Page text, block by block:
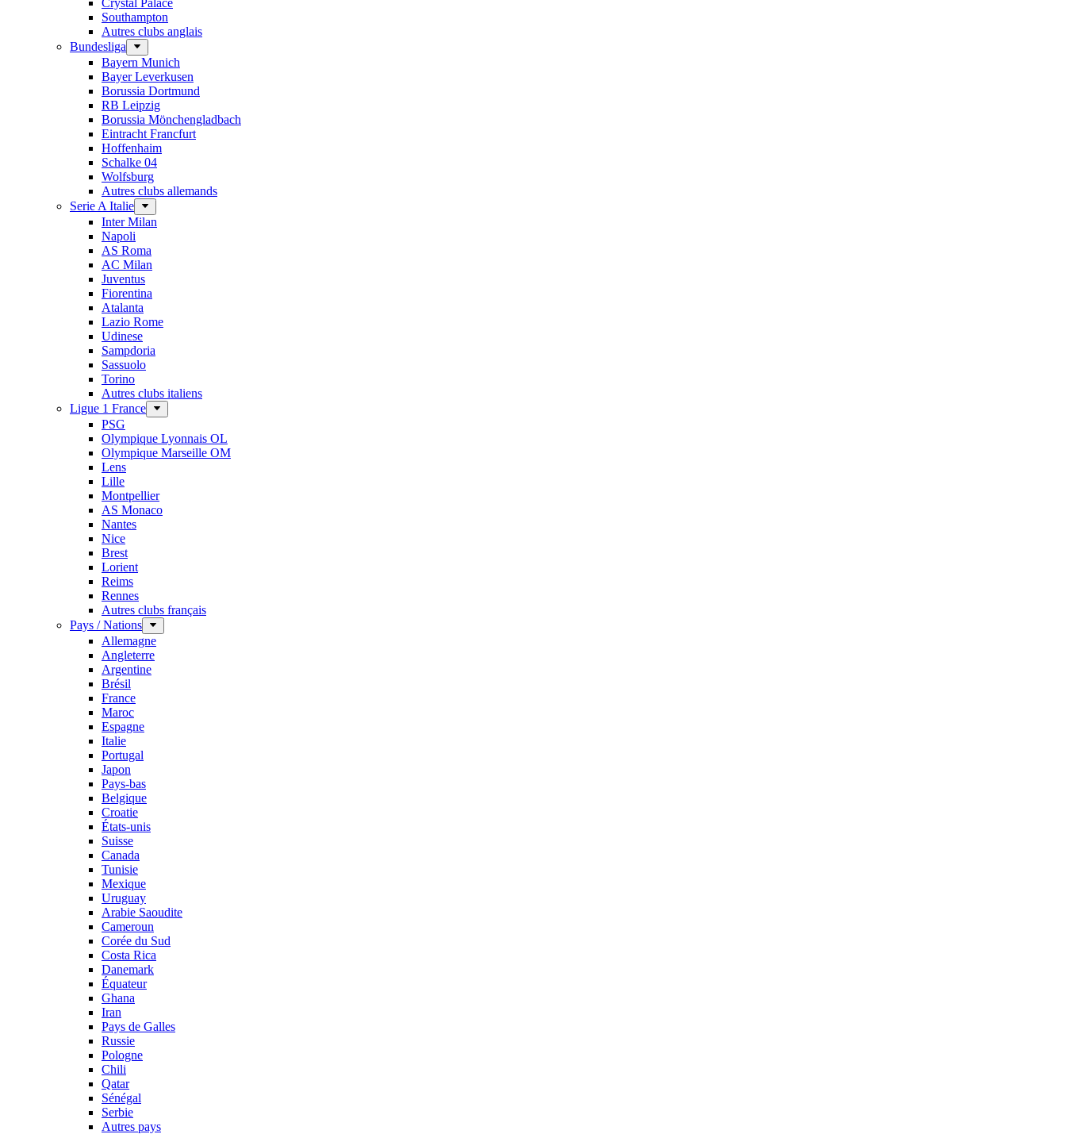
Crystal Palace
Southampton
Autres clubs anglais
Bundesliga
Bayern Munich
Bayer Leverkusen
Borussia Dortmund
RB Leipzig
Borussia Mönchengladbach
Eintracht Francfurt
Hoffenhaim
Schalke 04
Wolfsburg
Autres clubs allemands
Serie A Italie
Inter Milan
Napoli
AS Roma
AC Milan
Juventus
Fiorentina
Atalanta
Lazio Rome
Udinese
Sampdoria
Sassuolo
Torino
Autres clubs italiens
Ligue 1 France
PSG
Olympique Lyonnais OL
Olympique Marseille OM
Lens
Lille
Montpellier
AS Monaco
Nantes
Nice
Brest
Lorient
Reims
Rennes
Autres clubs français
Pays / Nations
Allemagne
Angleterre
Argentine
Brésil
France
Maroc
Espagne
Italie
Portugal
Japon
Pays-bas
Belgique
Croatie
États-unis
Suisse
Canada
Tunisie
Mexique
Uruguay
Arabie Saoudite
Cameroun
Corée du Sud
Costa Rica
Danemark
Équateur
Ghana
Iran
Pays de Galles
Russie
Pologne
Chili
Qatar
Sénégal
Serbie
Autres pays